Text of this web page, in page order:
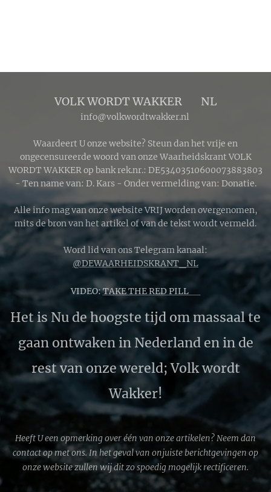
VOLK WORDT WAKKER 🔴 NL
info@volkwordtwakker.nl
Waardeert U onze website? Steun dan het vrije en
ongecensureerde woord van onze Waarheidskrant VOLK
WORDT WAKKER op bank rek.nr.: DE53403510600073883803
- Ten name van: D. Kars - Onder vermelding van: Donatie.
Alle info mag van onze website VRIJ worden overgenomen,
mits de bron van het artikel of van de tekst wordt vermeld.
Word lid van ons Telegram kanaal:
@DEWAARHEIDSKRANT_NL
VIDEO:TAKE THE RED PILL 🔴
Het is Nu de hoogste tijd om massaal te
gaan ontwaken in Nederland en in de
rest van onze wereld; Volk wordt
Wakker!
Heeft U een opmerking over één van onze artikelen? Neem dan
contact op met ons. In het geval van onjuiste berichtgevingen op
onze website zullen wij dit zo spoedig mogelijk rectificeren.